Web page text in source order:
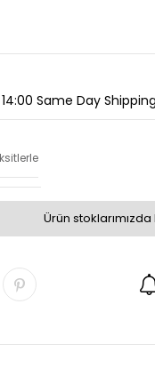
Same Day
Ürün stoklarımızda